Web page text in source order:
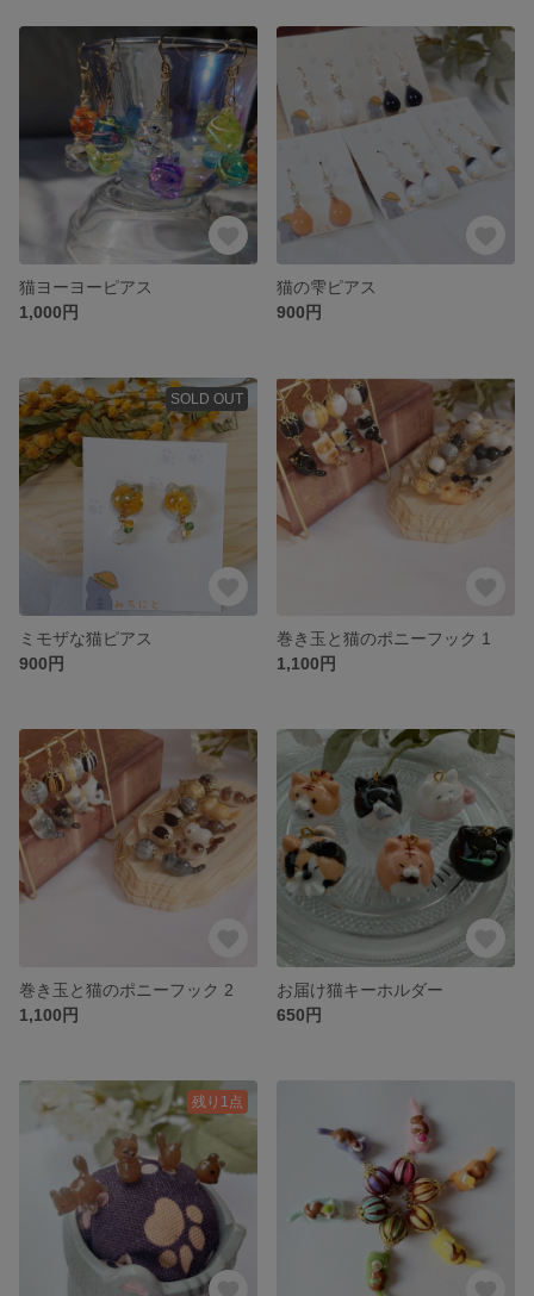
猫ヨーヨーピアス
1,000円
猫の雫ピアス
900円
SOLD OUT
ミモザな猫ピアス
900円
巻き玉と猫のポニーフック 1
1,100円
巻き玉と猫のポニーフック 2
1,100円
お届け猫キーホルダー
650円
残り1点